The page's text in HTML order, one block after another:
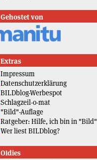
Gehostet von
Extras
Impressum
Datenschutzerklärung
BILDblog-Werbespot
Schlagzeil-o-mat
"Bild"-Auflage
Ratgeber: Hilfe, ich bin in "Bild"
Wer liest BILDblog?
Oldies